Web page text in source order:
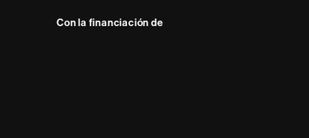
Con la financiación de